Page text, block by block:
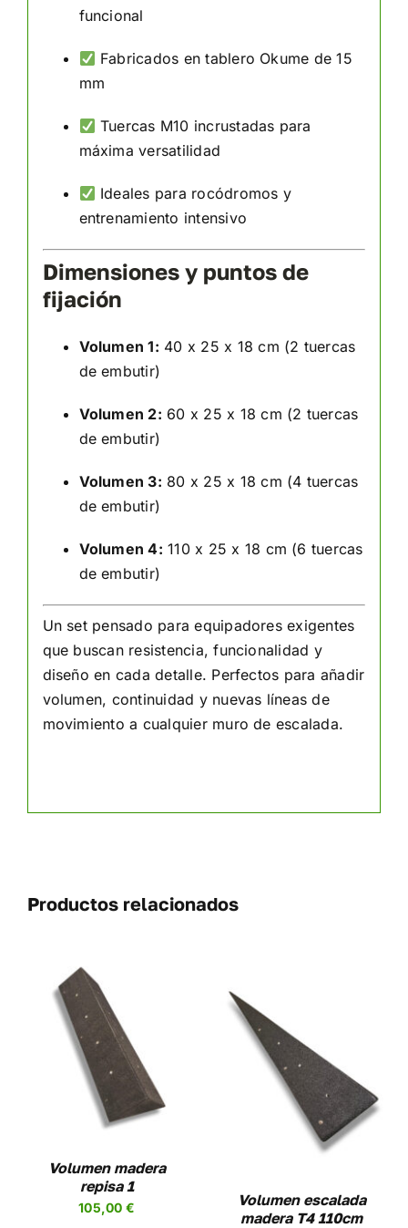
funcional
Fabricados en tablero Okume de 15
mm
Tuercas M10 incrustadas para
máxima versatilidad
Ideales para rocódromos y
entrenamiento intensivo
Dimensiones y puntos de
fijación
Volumen 1: 40 x 25 x 18 cm (2 tuercas
de embutir)
Volumen 2: 60 x 25 x 18 cm (2 tuercas
de embutir)
Volumen 3: 80 x 25 x 18 cm (4 tuercas
de embutir)
Volumen 4: 110 x 25 x 18 cm (6 tuercas
de embutir)
Un set pensado para equipadores exigentes
que buscan resistencia, funcionalidad y
diseño en cada detalle. Perfectos para añadir
volumen, continuidad y nuevas líneas de
movimiento a cualquier muro de escalada.
Productos relacionados
Volumen madera
repisa 1
105,00 €
AÑADIR AL CARRITO
/
DETALLES
Volumen escalada
madera T4 110cm